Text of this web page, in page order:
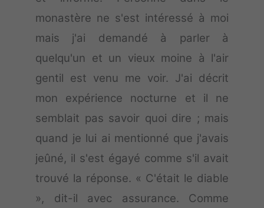
monastère ne s'est intéressé à moi
mais j'ai demandé à parler à
quelqu'un et un vieux moine à l'air
gentil est venu me voir. J'ai décrit
mon expérience nocturne et il ne
semblait pas savoir quoi dire ; mais
quand je lui ai mentionné que j'avais
jeûné, il s'est égayé comme s'il avait
trouvé la réponse. « C'était le diable
», dit-il avec assurance. Comme